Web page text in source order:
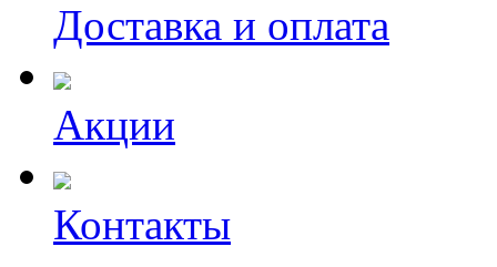
Доставка и оплата
Акции
Контакты